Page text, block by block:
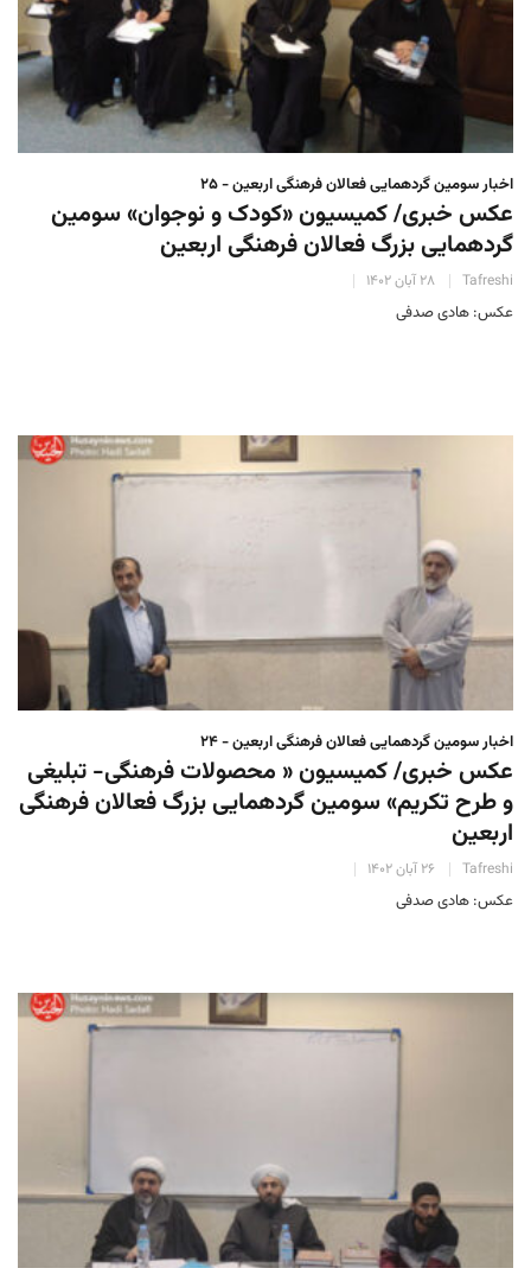
اخبار سومین گردهمایی فعالان فرهنگی اربعین - ۲۵
عکس خبری/ کمیسیون «کودک و نوجوان» سومین
گردهمایی بزرگ فعالان فرهنگی اربعین
Tafreshi ۲۸ آبان ۱۴۰۲
عکس: هادی صدفی
اخبار سومین گردهمایی فعالان فرهنگی اربعین - ۲۴
عکس خبری/ کمیسیون « محصولات فرهنگی- تبلیغی
و طرح تکریم» سومین گردهمایی بزرگ فعالان فرهنگی
اربعین
Tafreshi ۲۶ آبان ۱۴۰۲
عکس: هادی صدفی